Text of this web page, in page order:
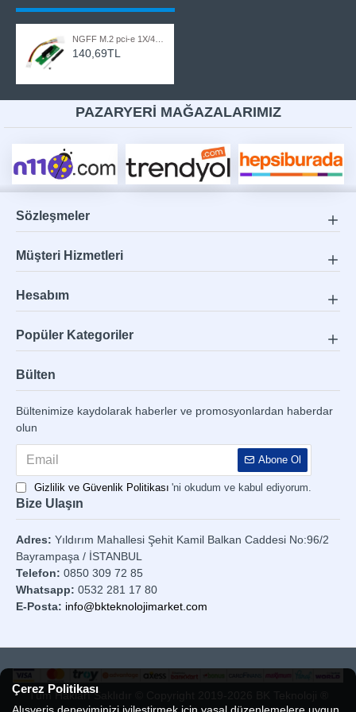
NGFF M.2 pci-e 1X/4X SSD Yuva Adaptörü Dönüştürücü Ekran Kartı Çoğaltıcı Mining Adaptör
140,69TL
PAZARYERİ MAĞAZALARIMIZ
Sözleşmeler
Müşteri Hizmetleri
Hesabım
Popüler Kategoriler
Bülten
Bültenimize kaydolarak haberler ve promosyonlardan haberdar
olun
Abone Ol
Gizlilik ve Güvenlik Politikası 'ni okudum ve kabul ediyorum.
Bize Ulaşın
Adres: Yıldırım Mahallesi Şehit Kamil Balkan Caddesi No:96/2
Bayrampaşa / İSTANBUL
Telefon: 0850 309 72 85
Whatsapp: 0532 281 17 80
E-Posta: info@bkteknolojimarket.com
Tüm Hakları Saklıdır © Copyright 2019-2026 BK Teknoloji ®
Çerez Politikası